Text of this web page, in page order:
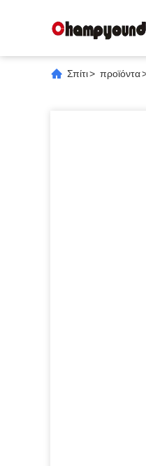
Σπίτι> προϊόντα